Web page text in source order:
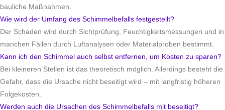
bauliche Maßnahmen.
Wie wird der Umfang des Schimmelbefalls festgestellt?
Der Schaden wird durch Sichtprüfung, Feuchtigkeitsmessungen und in
manchen Fällen durch Luftanalysen oder Materialproben bestimmt.
Kann ich den Schimmel auch selbst entfernen, um Kosten zu sparen?
Bei kleineren Stellen ist das theoretisch möglich. Allerdings besteht die
Gefahr, dass die Ursache nicht beseitigt wird – mit langfristig höheren
Folgekosten.
Werden auch die Ursachen des Schimmelbefalls mit beseitigt?